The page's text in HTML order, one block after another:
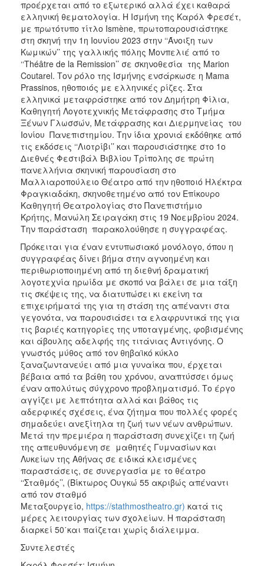
προέρχεται από το εξωτερικό αλλά έχει καθαρά
ελληνική θεματολογία. Η Ισμήνη της Καρόλ Φρεσέτ,
με πρωτότυπο τίτλο Ismène, πρωτοπαρουσιάστηκε
στη σκηνή την 1η Ιουνίου 2023 στην ‘‘Άνοιξη των
Κωμικών’’ της γαλλικής πόλης Μονπελιέ από το
‘‘Théâtre de la Remission’’ σε σκηνοθεσία της Marion
Coutarel. Τον ρόλο της Ισμήνης ενσάρκωσε η Mama
Prassinos, ηθοποιός με ελληνικές ρίζες. Στα
ελληνικά μεταφράστηκε από τον Δημήτρη Φίλια,
Καθηγητή Λογοτεχνικής Μετάφρασης στο Τμήμα
Ξένων Γλωσσών, Μετάφρασης και Διερμηνείας του
Ιονίου Πανεπιστημίου. Την ίδια χρονιά εκδόθηκε από
τις εκδόσεις ‘‘Λιοτρίβι’’ και παρουσιάστηκε στο 1ο
Διεθνές Φεστιβάλ Βιβλίου Τρίπολης σε πρώτη
πανελλήνια σκηνική παρουσίαση στο
Μαλλιαροπούλειο Θέατρο από την ηθοποιό Ηλέκτρα
Φραγκιαδάκη, σκηνοθετημένο από τον Επίκουρο
Καθηγητή Θεατρολογίας στο Πανεπιστήμιο
Κρήτης, Μανώλη Σειραγάκη στις 19 Νοεμβρίου 2024.
Την παράσταση παρακολούθησε η συγγραφέας.
Πρόκειται για έναν εντυπωσιακό μονόλογο, όπου η
συγγραφέας δίνει βήμα στην αγνοημένη και
περιθωριοποιημένη από τη διεθνή δραματική
λογοτεχνία ηρωίδα με σκοπό να βάλει σε μια τάξη
τις σκέψεις της, να διατυπώσει κι εκείνη τα
επιχειρήματά της για τη στάση της απέναντι στα
γεγονότα, να παρουσιάσει τα ελαφρυντικά της για
τις βαριές κατηγορίες της υποταγμένης, φοβισμένης
και άβουλης αδελφής της τιτάνιας Αντιγόνης. Ο
γνωστός μύθος από τον θηβαϊκό κύκλο
ξαναζωντανεύει από μια γυναίκα που, έρχεται
βέβαια από τα βάθη του χρόνου, αναπτύσσει όμως
έναν απολύτως σύγχρονο προβληματισμό. Το έργο
αγγίζει με λεπτότητα αλλά και βάθος τις
αδερφικές σχέσεις, ένα ζήτημα που πολλές φορές
σημαδεύει ανεξίτηλα τη ζωή των νέων ανθρώπων.
Μετά την πρεμιέρα η παράσταση συνεχίζει τη ζωή
της απευθυνόμενη σε μαθητές Γυμνασίων και
Λυκείων της Αθήνας σε ειδικά κλεισμένες
παραστάσεις, σε συνεργασία με το θέατρο
‘‘Σταθμός’’, (Βίκτωρος Ουγκώ 55 ακριβώς απέναντι
από τον σταθμό
Μεταξουργείο, https://stathmostheatro.gr) κατά τις
μέρες λειτουργίας των σχολείων. Η παράσταση
διαρκεί 50΄και παίζεται χωρίς διάλειμμα.
Συντελεστές